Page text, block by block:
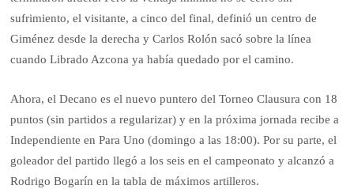
sufrimiento, el visitante, a cinco del final, definió un centro de
Giménez desde la derecha y Carlos Rolón sacó sobre la línea
cuando Librado Azcona ya había quedado por el camino.
Ahora, el Decano es el nuevo puntero del Torneo Clausura con 18
puntos (sin partidos a regularizar) y en la próxima jornada recibe a
Independiente en Para Uno (domingo a las 18:00). Por su parte, el
goleador del partido llegó a los seis en el campeonato y alcanzó a
Rodrigo Bogarín en la tabla de máximos artilleros.